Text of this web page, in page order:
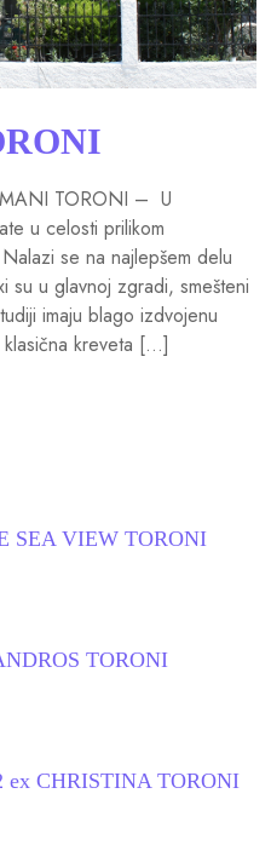
TORONI – U
u celosti prilikom
se na najlepšem delu
su u glavnoj zgradi, smešteni
imaju blago izdvojenu
kreveta […]
SEA VIEW TORONI
TORONI
CHRISTINA TORONI